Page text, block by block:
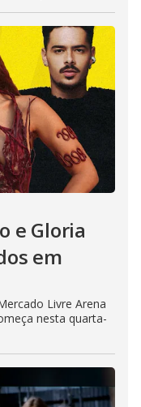
e Gloria
em
Livre Arena
nesta quarta-